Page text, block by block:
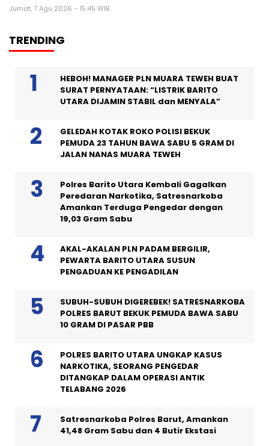
Jumat, 7 Agu 2026 - 15:45 WIB
TRENDING
HEBOH! MANAGER PLN MUARA TEWEH BUAT
SURAT PERNYATAAN: “LISTRIK BARITO
UTARA DIJAMIN STABIL dan MENYALA”
GELEDAH KOTAK ROKO POLISI BEKUK
PEMUDA 23 TAHUN BAWA SABU 5 GRAM DI
JALAN NANAS MUARA TEWEH
Polres Barito Utara Kembali Gagalkan
Peredaran Narkotika, Satresnarkoba
Amankan Terduga Pengedar dengan
19,03 Gram Sabu
AKAL-AKALAN PLN PADAM BERGILIR,
PEWARTA BARITO UTARA SUSUN
PENGADUAN KE PENGADILAN
SUBUH-SUBUH DIGEREBEK! SATRESNARKOBA
POLRES BARUT BEKUK PEMUDA BAWA SABU
10 GRAM DI PASAR PBB
POLRES BARITO UTARA UNGKAP KASUS
NARKOTIKA, SEORANG PENGEDAR
DITANGKAP DALAM OPERASI ANTIK
TELABANG 2026
Satresnarkoba Polres Barut, Amankan
41,48 Gram Sabu dan 4 Butir Ekstasi